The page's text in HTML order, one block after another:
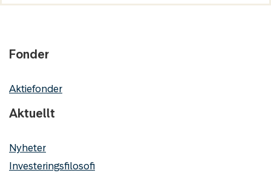
Fonder
Aktiefonder
Aktuellt
Nyheter
Investeringsfilosofi